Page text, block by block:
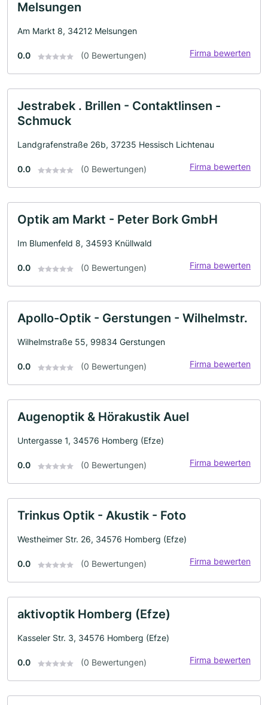
Melsungen
Am Markt 8, 34212 Melsungen
0.0 (0 Bewertungen) Firma bewerten
Jestrabek . Brillen - Contaktlinsen -
Schmuck
Landgrafenstraße 26b, 37235 Hessisch Lichtenau
0.0 (0 Bewertungen) Firma bewerten
Optik am Markt - Peter Bork GmbH
Im Blumenfeld 8, 34593 Knüllwald
0.0 (0 Bewertungen) Firma bewerten
Apollo-Optik - Gerstungen - Wilhelmstr.
Wilhelmstraße 55, 99834 Gerstungen
0.0 (0 Bewertungen) Firma bewerten
Augenoptik & Hörakustik Auel
Untergasse 1, 34576 Homberg (Efze)
0.0 (0 Bewertungen) Firma bewerten
Trinkus Optik - Akustik - Foto
Westheimer Str. 26, 34576 Homberg (Efze)
0.0 (0 Bewertungen) Firma bewerten
aktivoptik Homberg (Efze)
Kasseler Str. 3, 34576 Homberg (Efze)
0.0 (0 Bewertungen) Firma bewerten